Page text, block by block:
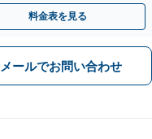
料金表を見る
メールでお問い合わせ